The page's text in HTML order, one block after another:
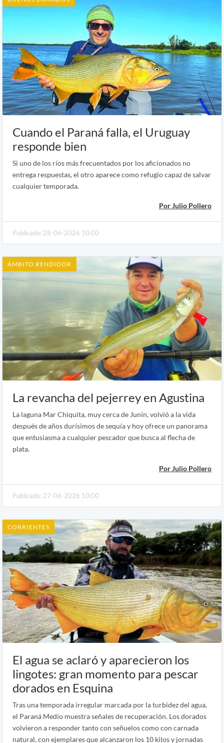
Cuando el Paraná falla, el Uruguay
responde bien
Si uno de los ríos más frecuentados por los aficionados no
entrega respuestas, el otro aparece como refugio capaz de salvar
cualquier temporada.
Por Julio Pollero
Publicado: 28-06-2026 10:00
ÁMBITO RENDIDOR
La revancha del pejerrey en Agustina
La laguna Mar Chiquita, muy cerca de Junín, volvió a la vida
después de años durísimos de sequía y hoy ofrece un panorama
que entusiasma a cualquier pescador que busca al flecha de
plata.
Por Julio Pollero
Publicado: 27-06-2026 10:00
CORRIENTES
El agua se aclaró y aparecieron los
lingotes: gran momento para pescar
dorados en Esquina
Tras una temporada irregular marcada por la turbidez del agua,
el Paraná Medio muestra señales de recuperación. Los dorados
volvieron a responder tanto con señuelos como con carnada
natural, con ejemplares que alcanzaron los 10 kilos y jornadas